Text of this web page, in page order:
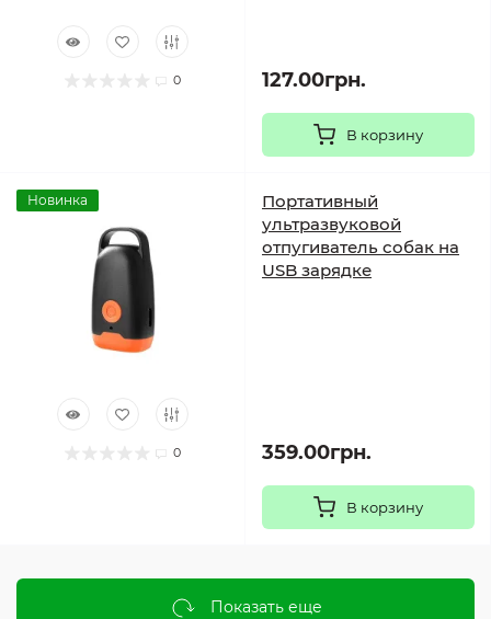
0 127.00грн.
В корзину
Новинка
0
Портативный
ультразвуковой
отпугиватель собак на
USB зарядке
359.00грн.
В корзину
Показать еще